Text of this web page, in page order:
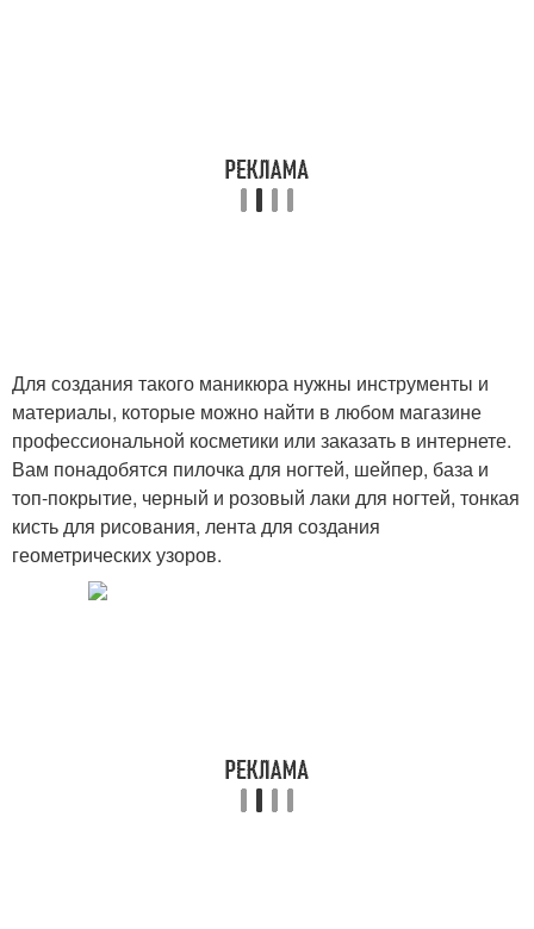
Для создания такого маникюра нужны инструменты и
материалы, которые можно найти в любом магазине
профессиональной косметики или заказать в интернете.
Вам понадобятся пилочка для ногтей, шейпер, база и
топ-покрытие, черный и розовый лаки для ногтей, тонкая
кисть для рисования, лента для создания
геометрических узоров.